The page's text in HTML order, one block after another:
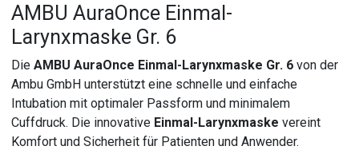
AMBU AuraOnce Einmal-
Larynxmaske Gr. 6
DieAMBU AuraOnce Einmal-Larynxmaske Gr. 6 von der
Ambu GmbH unterstützt eine schnelle und einfache
Intubation mit optimaler Passform und minimalem
Cuffdruck. Die innovative Einmal-Larynxmaske vereint
Komfort und Sicherheit für Patienten und Anwender.